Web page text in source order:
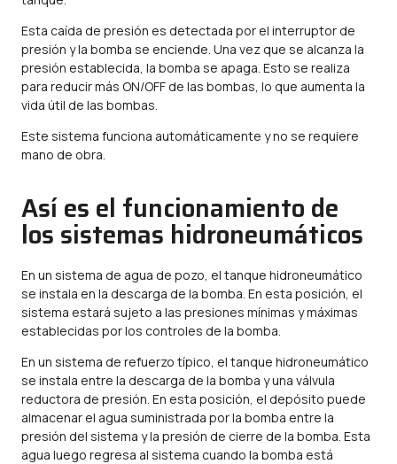
Esta caída de presión es detectada por el interruptor de
presión y la bomba se enciende. Una vez que se alcanza la
presión establecida, la bomba se apaga. Esto se realiza
para reducir más ON/OFF de las bombas, lo que aumenta la
vida útil de las bombas.
Este sistema funciona automáticamente y no se requiere
mano de obra.
Así es el funcionamiento de
los sistemas hidroneumáticos
En un sistema de agua de pozo, el tanque hidroneumático
se instala en la descarga de la bomba. En esta posición, el
sistema estará sujeto a las presiones mínimas y máximas
establecidas por los controles de la bomba.
En un sistema de refuerzo típico, el tanque hidroneumático
se instala entre la descarga de la bomba y una válvula
reductora de presión. En esta posición, el depósito puede
almacenar el agua suministrada por la bomba entre la
presión del sistema y la presión de cierre de la bomba. Esta
agua luego regresa al sistema cuando la bomba está